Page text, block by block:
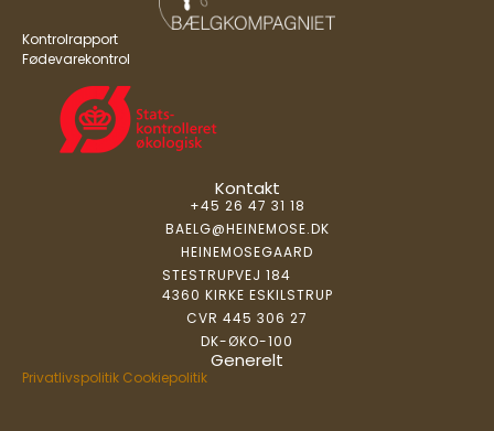
Kontrolrapport
Fødevarekontrol
Kontakt
+45 26 47 31 18
BAELG@HEINEMOSE.DK
HEINEMOSEGAARD
STESTRUPVEJ 184
4360 KIRKE ESKILSTRUP
CVR 445 306 27
DK-ØKO-100
Generelt
Privatlivspolitik Cookiepolitik